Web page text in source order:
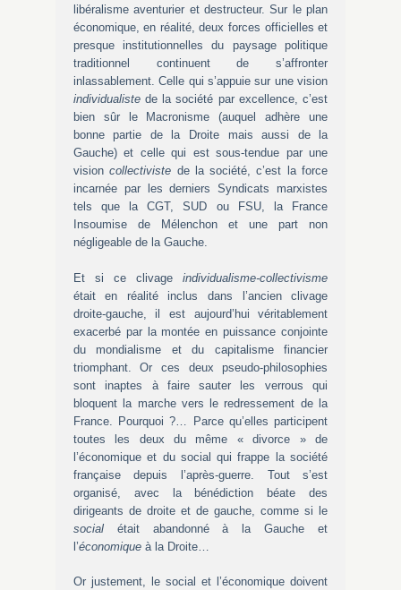
libéralisme aventurier et destructeur. Sur le plan
économique, en réalité, deux forces officielles et
presque institutionnelles du paysage politique
traditionnel continuent de s’affronter
inlassablement. Celle qui s’appuie sur une vision
individualistede la société par excellence, c’est
bien sûr le Macronisme (auquel adhère une
bonne partie de la Droite mais aussi de la
Gauche) et celle qui est sous-tendue par une
visioncollectiviste de la société, c’est la force
incarnée par les derniers Syndicats marxistes
tels que la CGT, SUD ou FSU, la France
Insoumise de Mélenchon et une part non
négligeable de la Gauche.
Et si ce clivageindividualisme-collectivisme
était en réalité inclus dans l’ancien clivage
droite-gauche, il est aujourd’hui véritablement
exacerbé par la montée en puissance conjointe
du mondialisme et du capitalisme financier
triomphant. Or ces deux pseudo-philosophies
sont inaptes à faire sauter les verrous qui
bloquent la marche vers le redressement de la
France. Pourquoi ?… Parce qu’elles participent
toutes les deux du même « divorce » de
l’économique et du social qui frappe la société
française depuis l’après-guerre. Tout s’est
organisé, avec la bénédiction béate des
dirigeants de droite et de gauche, comme si le
socialétait abandonné à la Gauche et
l’économique à la Droite…
Or justement, le social et l’économique doivent